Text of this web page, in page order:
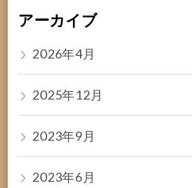
アーカイブ
2026年4月
2025年12月
2023年9月
2023年6月